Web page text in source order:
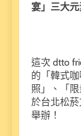
宴」三大
這次 dtto
的「韓式
照」、「
於台北松
舉辦！